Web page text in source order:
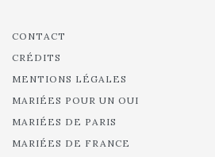
CONTACT
CRÉDITS
MENTIONS LÉGALES
MARIÉES POUR UN OUI
MARIÉES DE PARIS
MARIÉES DE FRANCE